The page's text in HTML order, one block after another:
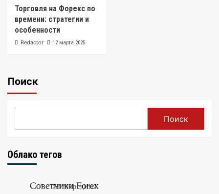
Торговля на Форекс по
времени: стратегии и
особенности
Redactor 12 марта 2025
Поиск
Поиск
Облако тегов